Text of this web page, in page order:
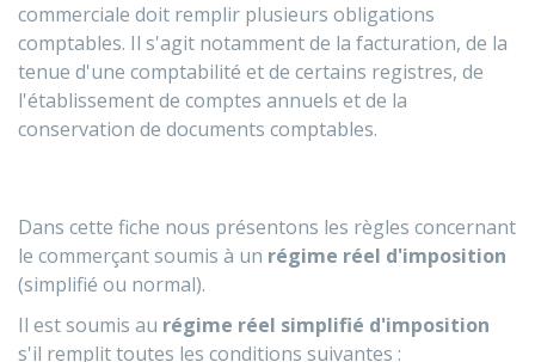
commerciale doit remplir plusieurs obligations
comptables. Il s'agit notamment de la facturation, de la
tenue d'une comptabilité et de certains registres, de
l'établissement de comptes annuels et de la
conservation de documents comptables.
Dans cette fiche nous présentons les règles concernant
le commerçant soumis à un régime réel d'imposition
(simplifié ou normal).
Il est soumis au régime réel simplifié d'imposition
s'il remplit toutes les conditions suivantes :